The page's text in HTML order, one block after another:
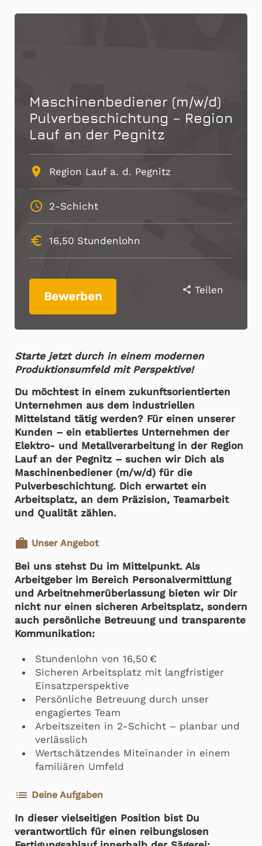
Maschinenbediener (m/w/d)
Pulverbeschichtung – Region
Lauf an der Pegnitz
place Region Lauf a. d. Pegnitz
schedule 2-Schicht
euro_symbol 16,50 Stundenlohn
share Teilen
Bewerben
Starte jetzt durch in einem modernen
Produktionsumfeld mit Perspektive!
Du möchtest in einem zukunftsorientierten
Unternehmen aus dem industriellen
Mittelstand tätig werden? Für einen unserer
Kunden – ein etabliertes Unternehmen der
Elektro- und Metallverarbeitung in der Region
Lauf an der Pegnitz – suchen wir Dich als
Maschinenbediener (m/w/d) für die
Pulverbeschichtung. Dich erwartet ein
Arbeitsplatz, an dem Präzision, Teamarbeit
und Qualität zählen.
work Unser Angebot
Bei uns stehst Du im Mittelpunkt. Als
Arbeitgeber im Bereich Personalvermittlung
und Arbeitnehmerüberlassung bieten wir Dir
nicht nur einen sicheren Arbeitsplatz, sondern
auch persönliche Betreuung und transparente
Kommunikation:
Stundenlohn von 16,50 €
Sicheren Arbeitsplatz mit langfristiger
Einsatzperspektive
Persönliche Betreuung durch unser
engagiertes Team
Arbeitszeiten in 2-Schicht – planbar und
verlässlich
Wertschätzendes Miteinander in einem
familiären Umfeld
list Deine Aufgaben
In dieser vielseitigen Position bist Du
verantwortlich für einen reibungslosen